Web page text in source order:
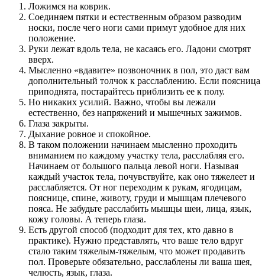
Ложимся на коврик.
Соединяем пятки и естественным образом разводим
носки, после чего ноги сами примут удобное для них
положение.
Руки лежат вдоль тела, не касаясь его. Ладони смотрят
вверх.
Мысленно «вдавите» позвоночник в пол, это даст вам
дополнительный толчок к расслаблению. Если поясница
приподнята, постарайтесь приблизить ее к полу.
Но никаких усилий. Важно, чтобы вы лежали
естественно, без напряжений и мышечных зажимов.
Глаза закрыты.
Дыхание ровное и спокойное.
В таком положении начинаем мысленно проходить
вниманием по каждому участку тела, расслабляя его.
Начинаем от большого пальца левой ноги. Называя
каждый участок тела, почувствуйте, как оно тяжелеет и
расслабляется. От ног переходим к рукам, ягодицам,
пояснице, спине, животу, груди и мышцам плечевого
пояса. Не забудьте расслабить мышцы шеи, лица, язык,
кожу головы. А теперь глаза.
Есть другой способ (подходит для тех, кто давно в
практике). Нужно представлять, что ваше тело вдруг
стало таким тяжелым-тяжелым, что может продавить
пол. Проверьте обязательно, расслаблены ли ваша шея,
челюсть, язык, глаза.